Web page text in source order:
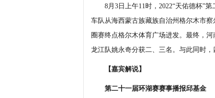
8月3日上午11时，2022“天佑德杯”第
车队从海西蒙古族藏族自治州格尔木市
圈赛终点格尔木体育广场进发。最终，
龙江队姚永奇分获二、三名。与此同时，
【嘉宾解说】
第二十一届环湖赛赛事播报邱基金